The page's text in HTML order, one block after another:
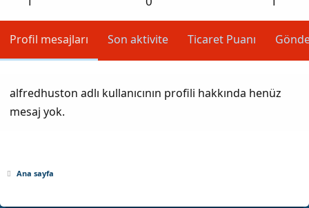
Profil mesajları Son aktivite Ticaret Puanı
alfredhuston adlı kullanıcının profili hakkında henüz
mesaj yok.
Ana sayfa